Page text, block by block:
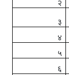
२
३
४
५
६